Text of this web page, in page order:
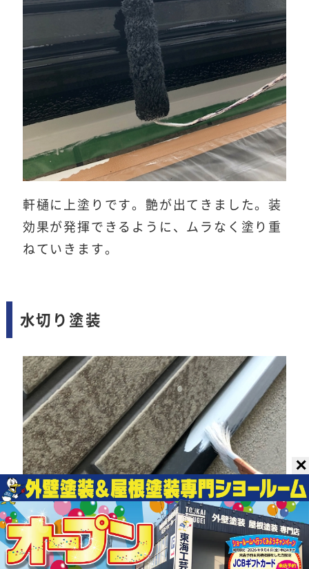
軒樋に上塗りです。艶が出てきました。装
効果が発揮できるように、ムラなく塗り重
ねていきます。
水切り塗装
✕